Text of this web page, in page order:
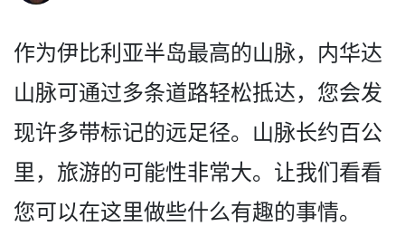
作为伊比利亚半岛最高的山脉­，内华达
山脉可通过多条道路轻松抵达，您会发
现许多­带标记的远足径。山脉长约百公
里，旅游的可能性非常­大。让我们看看
您可以在这里做些什么有趣的事情。